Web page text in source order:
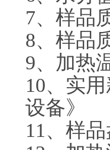
7、样品
8、样品
9、加热
10、实
设备》
11、样